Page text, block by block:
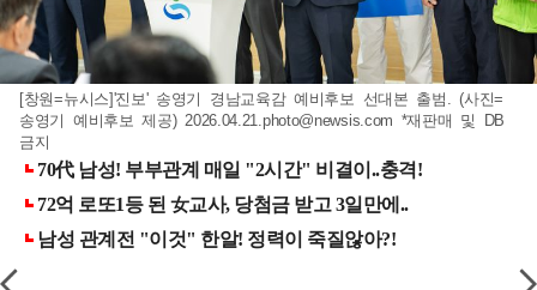
[창원=뉴시스]'진보' 송영기 경남교육감 예비후보 선대본 출범. (사진=
송영기 예비후보 제공) 2026.04.21.photo@newsis.com *재판매 및 DB
금지